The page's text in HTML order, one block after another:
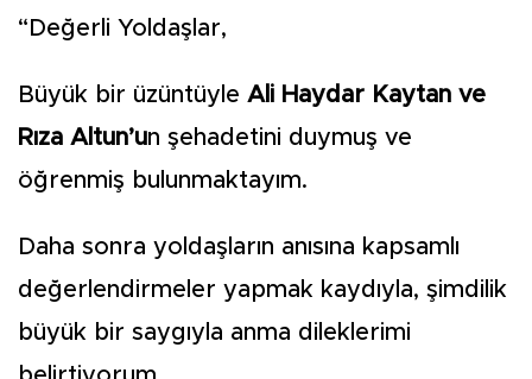
“Değerli Yoldaşlar,
Büyük bir üzüntüyle Ali Haydar Kaytan ve
Rıza Altun’un şehadetini duymuş ve
öğrenmiş bulunmaktayım.
Daha sonra yoldaşların anısına kapsamlı
değerlendirmeler yapmak kaydıyla, şimdilik
büyük bir saygıyla anma dileklerimi